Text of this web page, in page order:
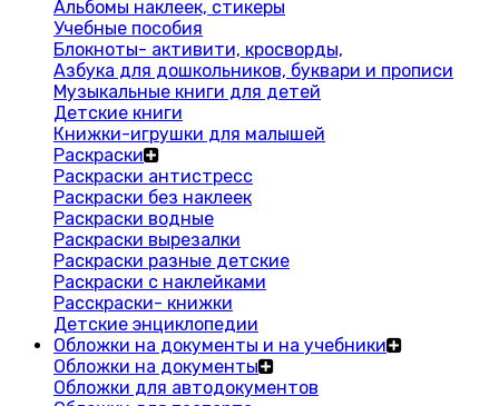
Альбомы наклеек, стикеры
Учебные пособия
Блокноты- активити, кросворды,
Азбука для дошкольников, буквари и прописи
Музыкальные книги для детей
Детские книги
Книжки-игрушки для малышей
Раскраски
Раскраски антистресс
Раскраски без наклеек
Раскраски водные
Раскраски вырезалки
Раскраски разные детские
Раскраски с наклейками
Расскраски- книжки
Детские энциклопедии
Обложки на документы и на учебники
Обложки на документы
Обложки для автодокументов